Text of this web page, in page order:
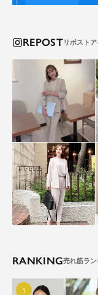
REPOST
RANKING